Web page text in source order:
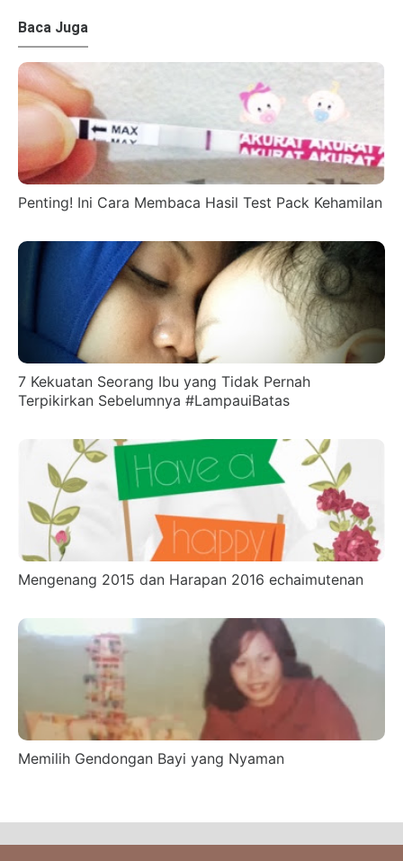
Baca Juga
Penting! Ini Cara Membaca Hasil Test Pack Kehamilan
7 Kekuatan Seorang Ibu yang Tidak Pernah
Terpikirkan Sebelumnya #LampauiBatas
Mengenang 2015 dan Harapan 2016 echaimutenan
Memilih Gendongan Bayi yang Nyaman